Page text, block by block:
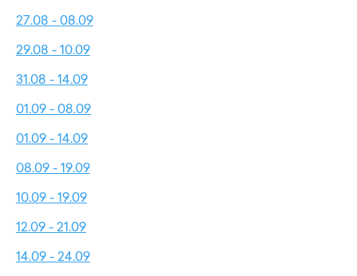
27.08 - 08.09
29.08 - 10.09
31.08 - 14.09
01.09 - 08.09
01.09 - 14.09
08.09 - 19.09
10.09 - 19.09
12.09 - 21.09
14.09 - 24.09